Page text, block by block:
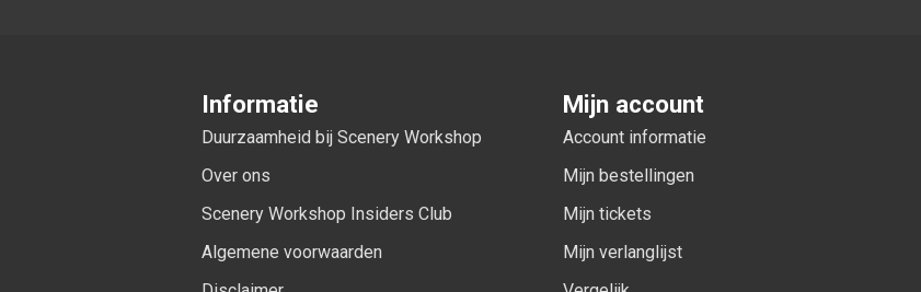
Informatie
Duurzaamheid bij Scenery Workshop
Over ons
Scenery Workshop Insiders Club
Algemene voorwaarden
Mijn account
Account informatie
Mijn bestellingen
Mijn tickets
Mijn verlanglijst